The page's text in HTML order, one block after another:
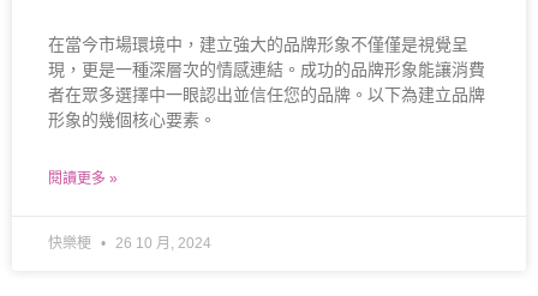
在當今市場環境中，建立強大的品牌形象不僅僅是視覺呈
現，更是一種深層次的情感連結。成功的品牌形象能讓消費
者在眾多選擇中一眼認出並信任您的品牌。以下為建立品牌
形象的幾個核心要素。
閱讀更多 »
快樂梗 26 10 月, 2024